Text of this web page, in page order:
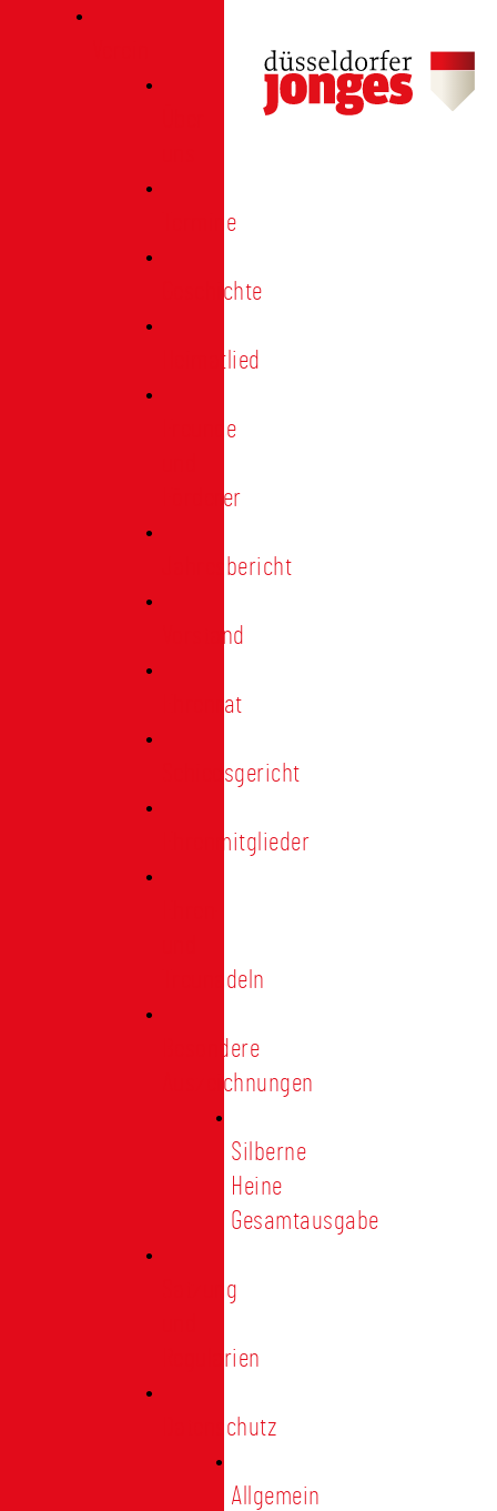
Termine
Geschichte
Heimatlied
Freunde
Förderer
Jahresbericht
Vorstand
Ehrenrat
Schiedsgericht
Ehrenmitglieder
Treunadeln
Besondere
Auszeichnungen
Silberne
Heine
Gesamtausgabe
Satzung
Regularien
Datenschutz
Allgemein